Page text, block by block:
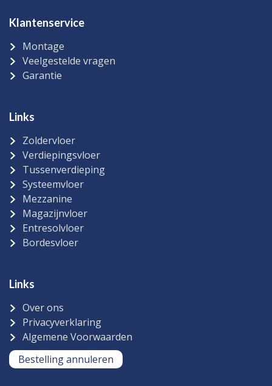
Klantenservice
Montage
Veelgestelde vragen
Garantie
Links
Zoldervloer
Verdiepingsvloer
Tussenverdieping
Systeemvloer
Mezzanine
Magazijnvloer
Entresolvloer
Bordesvloer
Links
Over ons
Privacyverklaring
Algemene Voorwaarden
Bestelling annuleren